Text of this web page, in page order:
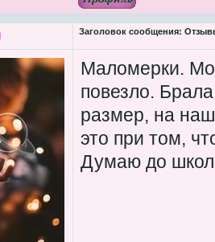
Заголовок сообщения:
Маломерки.
повезло.
размер, на
это при том,
Думаю до